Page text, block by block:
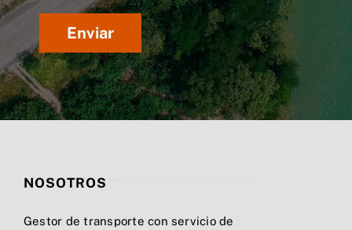
NOSOTROS
Gestor de transporte con servicio de